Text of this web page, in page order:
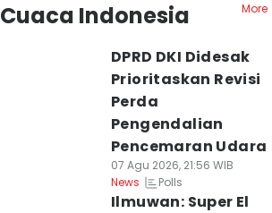
Cuaca Indonesia
More
DPRD DKI Didesak
Prioritaskan Revisi
Perda
Pengendalian
Pencemaran Udara
07 Agu 2026, 21:56 WIB
News
Polls
Ilmuwan: Super El